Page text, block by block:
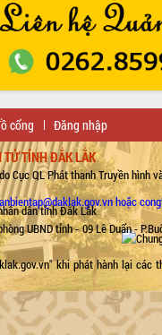
cổng Đăng nhập
TỬ TỈNH ĐẮK LẮK
Cục QL Phát thanh Truyền hình
dân tỉnh Đắk Lắk
UBND tỉnh - 09 Lê Duẩn -
hoặc
khi phát hành lại các